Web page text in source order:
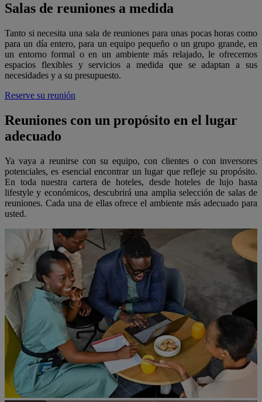
Salas de reuniones a medida
Tanto si necesita una sala de reuniones para unas pocas horas como
para un día entero, para un equipo pequeño o un grupo grande, en
un entorno formal o en un ambiente más relajado, le ofrecemos
espacios flexibles y servicios a medida que se adaptan a sus
necesidades y a su presupuesto.
Reserve su reunión
Reuniones con un propósito en el lugar
adecuado
Ya vaya a reunirse con su equipo, con clientes o con inversores
potenciales, es esencial encontrar un lugar que refleje su propósito.
En toda nuestra cartera de hoteles, desde hoteles de lujo hasta
lifestyle y económicos, descubrirá una amplia selección de salas de
reuniones. Cada una de ellas ofrece el ambiente más adecuado para
usted.